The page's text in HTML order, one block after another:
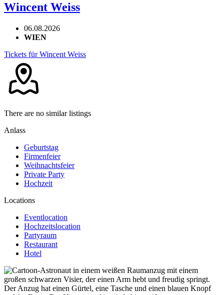
Wincent Weiss
06.08.2026
WIEN
Tickets für Wincent Weiss
There are no similar listings
Anlass
Geburtstag
Firmenfeier
Weihnachtsfeier
Private Party
Hochzeit
Locations
Eventlocation
Hochzeitslocation
Partyraum
Restaurant
Hotel